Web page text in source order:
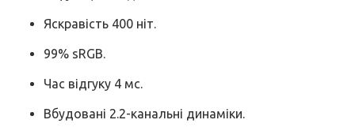
Яскравість 400 ніт.
99% sRGB.
Час відгуку 4 мс.
Вбудовані 2.2-канальні динаміки.